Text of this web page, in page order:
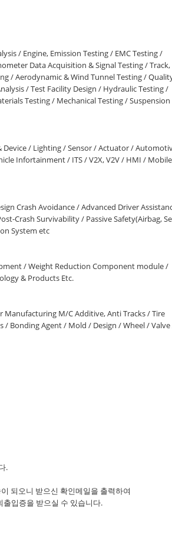
/ Engine, Emission Testing / EMC Testing /
Data Acquisition & Signal Testing / Track,
/ Aerodynamic & Wind Tunnel Testing /
/ Test Facility Design / Hydraulic Testing /
Testing / Mechanical Testing / Suspension
/ Lighting / Sensor / Actuator /
Infortainment / ITS / V2X, V2V / HMI / Mobile
Crash Avoidance / Advanced Driver
Crash Survivability / Passive Safety(Airbag,
System etc
/ Weight Reduction Component module /
& Products Etc.
Manufacturing M/C Additive, Anti Tracks / Tire
/ Bonding Agent / Mold / Design / Wheel /
.
되오니 받으신 확인메일을 출력하여
입증을 받으실 수 있습니다.